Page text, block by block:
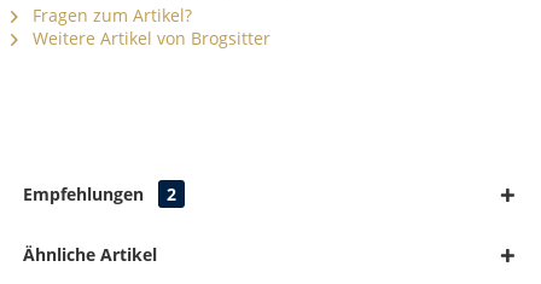
Fragen zum Artikel?
Weitere Artikel von Brogsitter
Empfehlungen 2
Ähnliche Artikel